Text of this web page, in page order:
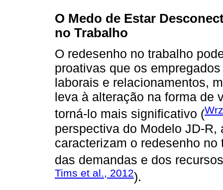
O Medo de Estar
no Trabalho
O redesenho no trabalho
proativas que os
laborais e relacionamentos,
leva à alteração na forma de
torná-lo mais significativo (
perspectiva do Modelo JD-
caracterizam o redesenho
das demandas e dos
Tims et al., 2012).